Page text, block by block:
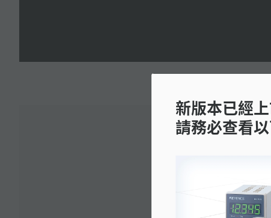
新版本已經
請務必查看